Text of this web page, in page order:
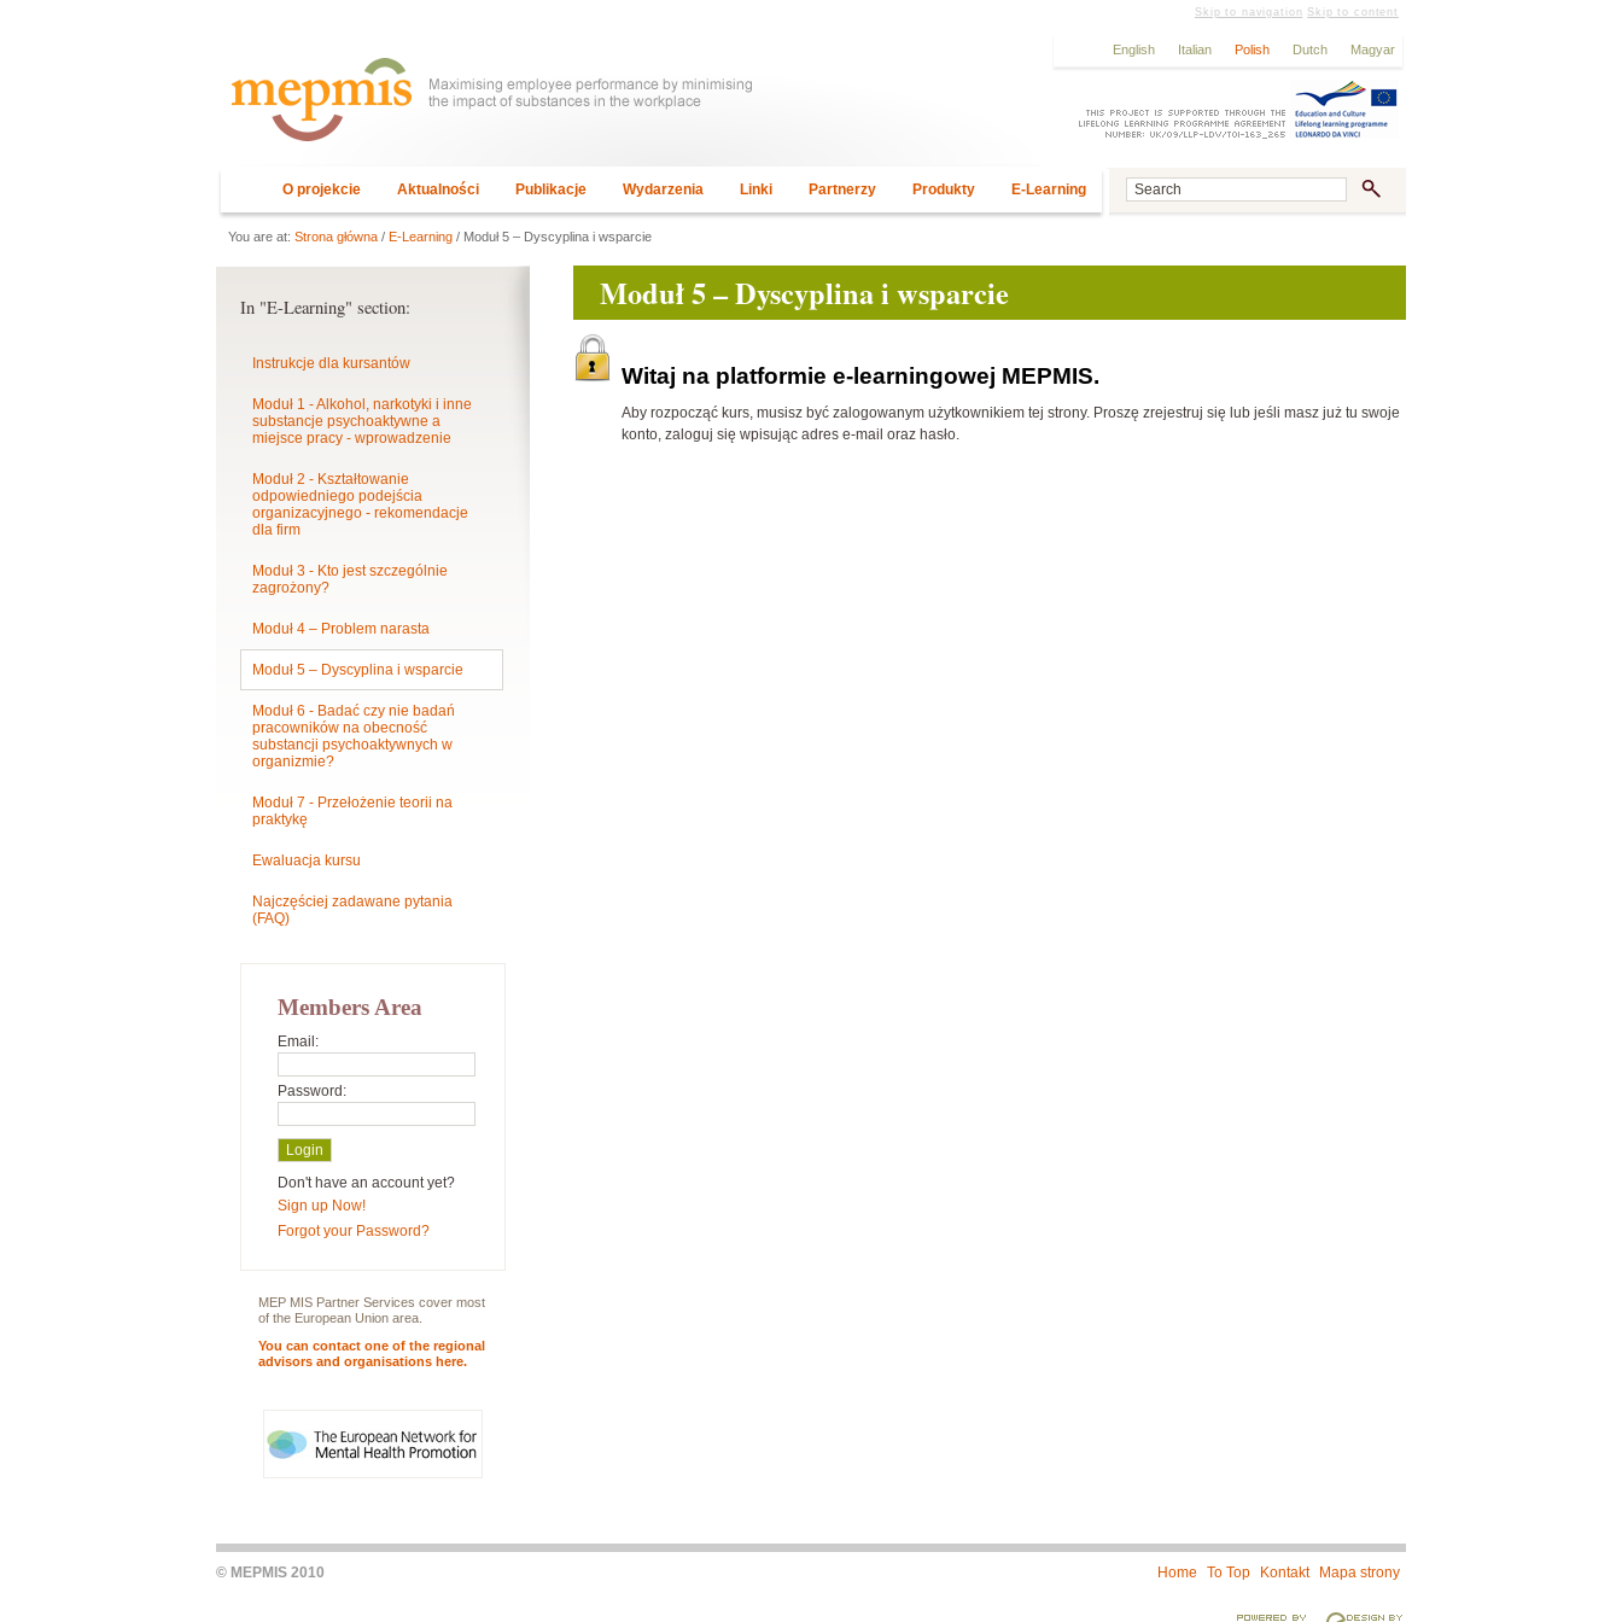
Skip to navigation Skip to content
English Italian Polish Dutch Magyar
O projekcie Aktualności Publikacje Wydarzenia Linki Partnerzy Produkty E-Learning
You are at: Strona główna / E-Learning / Moduł 5 – Dyscyplina i wsparcie
Moduł 5 – Dyscyplina i wsparcie
Witaj na platformie e-learningowej MEPMIS.
Aby rozpocząć kurs, musisz być zalogowanym użytkownikiem tej strony. Proszę zrejestruj się lub jeśli masz już tu swoje
konto, zaloguj się wpisując adres e-mail oraz hasło.
In "E-Learning" section:
Instrukcje dla kursantów
Moduł 1 - Alkohol, narkotyki i inne
substancje psychoaktywne a
miejsce pracy - wprowadzenie
Moduł 2 - Kształtowanie
odpowiedniego podejścia
organizacyjnego - rekomendacje
dla firm
Moduł 3 - Kto jest szczególnie
zagrożony?
Moduł 4 – Problem narasta
Moduł 5 – Dyscyplina i wsparcie
Moduł 6 - Badać czy nie badań
pracowników na obecność
substancji psychoaktywnych w
organizmie?
Moduł 7 - Przełożenie teorii na
praktykę
Ewaluacja kursu
Najczęściej zadawane pytania
(FAQ)
Members Area
Email:
Password:
Don't have an account yet?
Sign up Now!
Forgot your Password?
MEP MIS Partner Services cover most
of the European Union area.
You can contact one of the regional
advisors and organisations here.
© MEPMIS 2010 Home To Top Kontakt Mapa strony